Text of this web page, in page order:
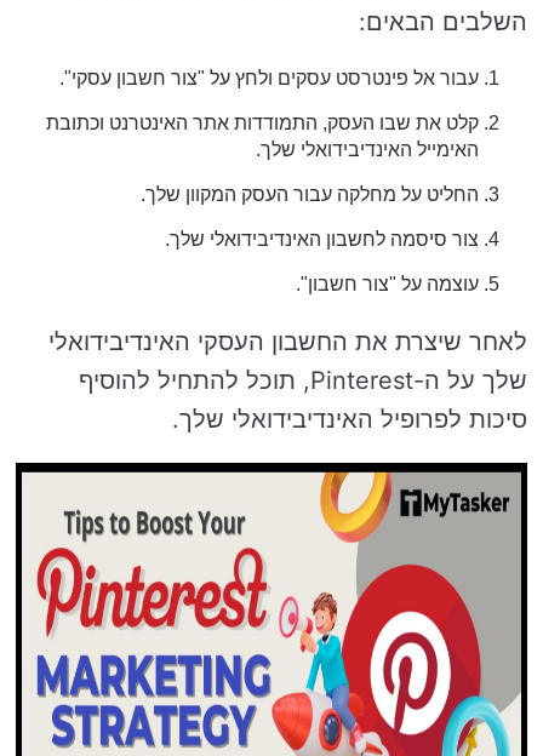
השלבים הבאים:
עבור אל פינטרסט עסקים ולחץ על "צור חשבון עסקי".
קלט את שבו העסק, התמודדות אתר האינטרנט וכתובת
האימייל האינדיבידואלי שלך.
החליט על מחלקה עבור העסק המקוון שלך.
צור סיסמה לחשבון האינדיבידואלי שלך.
עוצמה על "צור חשבון".
לאחר שיצרת את החשבון העסקי האינדיבידואלי
שלך על ה-Pinterest, תוכל להתחיל להוסיף
סיכות לפרופיל האינדיבידואלי שלך.